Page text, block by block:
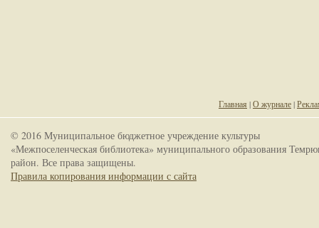
Главная |О журнале|
© 2016 Муниципальное бюджетное учреждение культуры
«Межпоселенческая библиотека» муниципального образования
район. Все права защищены.
Правила копирования информации с сайта